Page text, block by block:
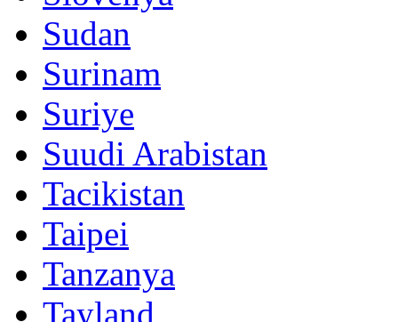
Sudan
Surinam
Suriye
Suudi Arabistan
Tacikistan
Taipei
Tanzanya
Tayland